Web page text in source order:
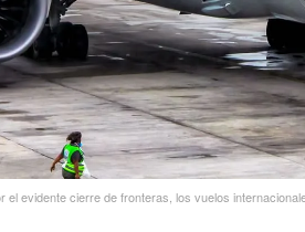
el evidente cierre de fronteras, los vuelos